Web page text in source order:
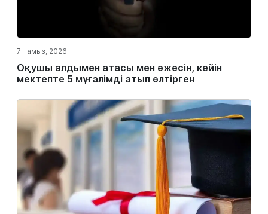
7 тамыз, 2026
Оқушы алдымен атасы мен әжесін, кейін
мектепте 5 мұғалімді атып өлтірген